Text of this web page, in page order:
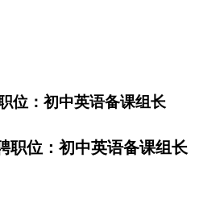
位：初中英语备课组长
职位：初中英语备课组长